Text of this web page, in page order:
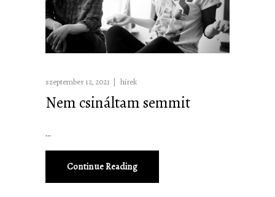
szeptember 12, 2021 hírek
Nem csináltam semmit
Continue Reading